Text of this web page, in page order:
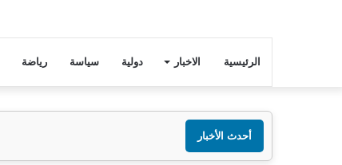
الرئيسية الاخبار دولية سياسة رياضة
أحدث الأخبار